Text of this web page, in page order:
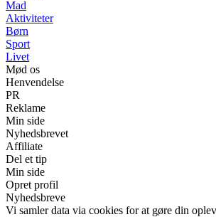
Mad
Aktiviteter
Børn
Sport
Livet
Mød os
Henvendelse
PR
Reklame
Min side
Nyhedsbrevet
Affiliate
Del et tip
Min side
Opret profil
Nyhedsbreve
Vi samler data via cookies for at gøre din